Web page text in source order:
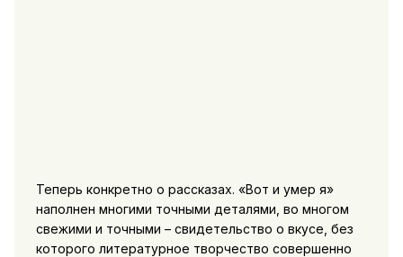
Теперь конкретно о рассказах. «Вот и умер я»
наполнен многими точными деталями, во многом
свежими и точными – свидетельство о вкусе, без
которого литературное творчество совершенно